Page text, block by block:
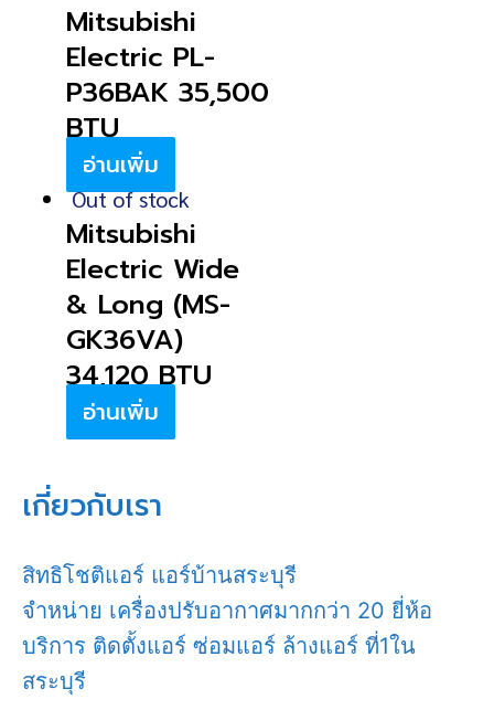
Mitsubishi
Electric PL-
P36BAK 35,500
BTU
อ่านเพิ่ม
Out of stock
Mitsubishi
Electric Wide
& Long (MS-
GK36VA)
34,120 BTU
อ่านเพิ่ม
เกี่ยวกับเรา
สิทธิโชติแอร์ แอร์บ้านสระบุรี
จำหน่าย เครื่องปรับอากาศมากกว่า 20 ยี่ห้อ
บริการ ติดตั้งแอร์ ซ่อมแอร์ ล้างแอร์ ที่1ใน
สระบุรี